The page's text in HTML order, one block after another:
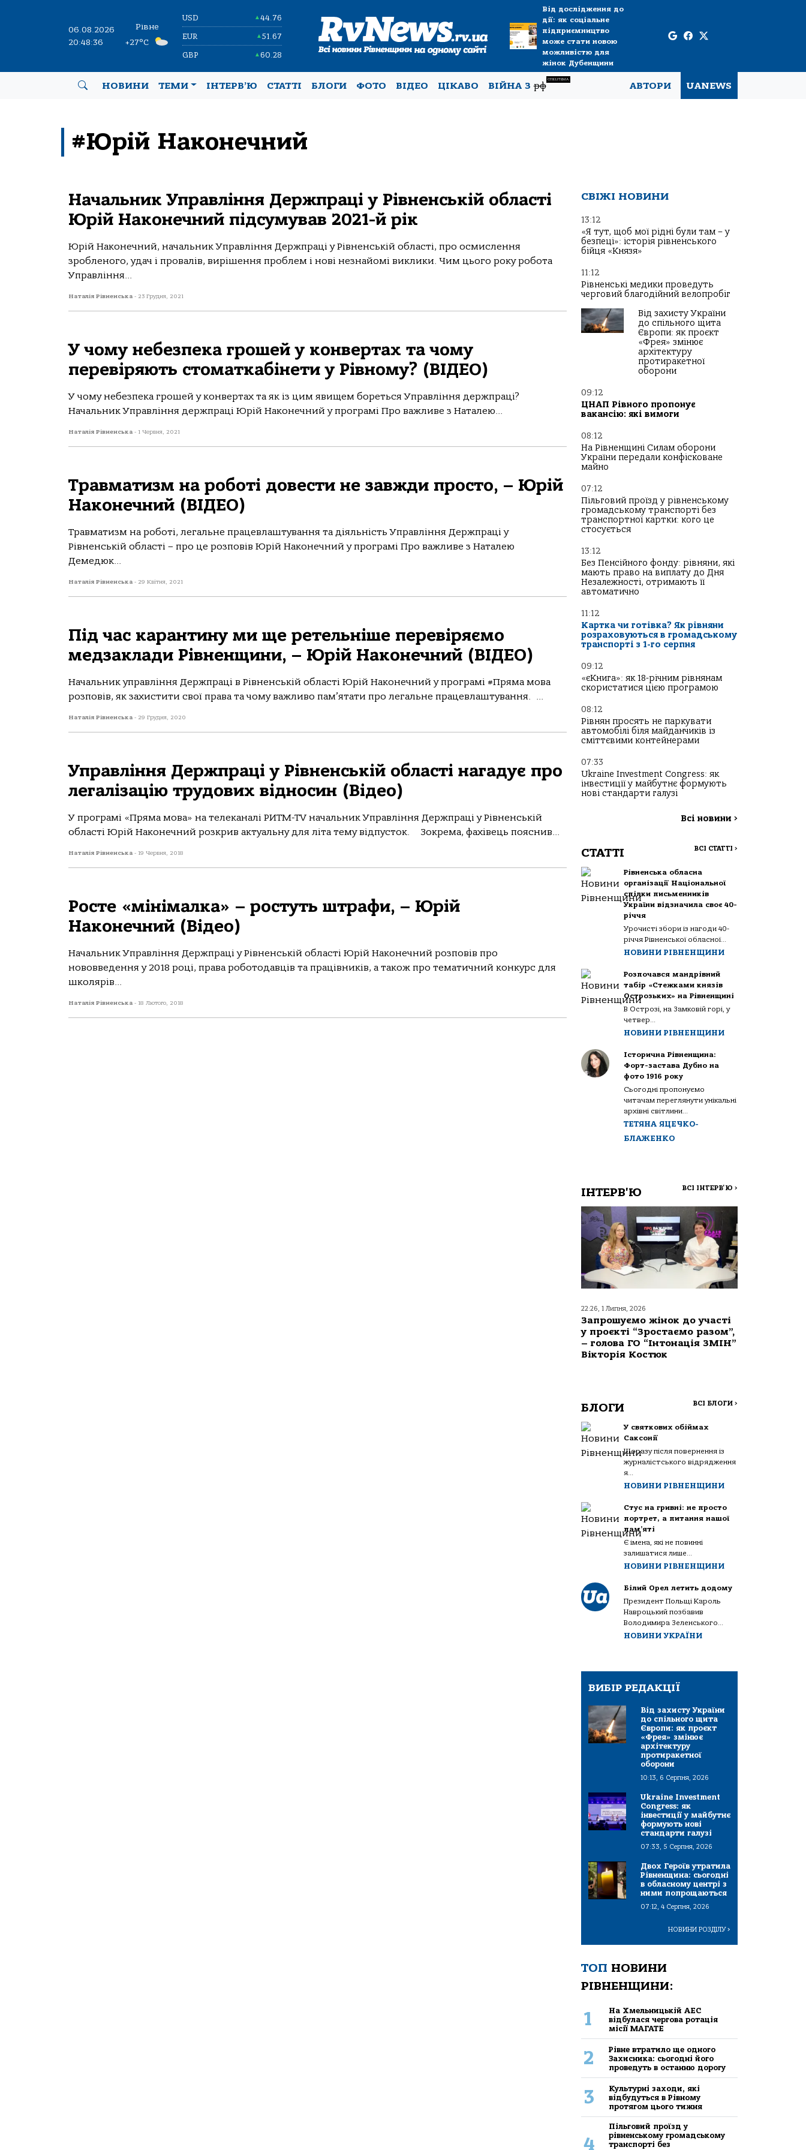
06.08.2026
20:48:36
Рівне
+27°C
USD ▲44.76
EUR ▲51.67
GBP ▲60.28
Від дослідження до
дії: як соціальне
підприємництво
може стати новою
можливістю для
жінок Дубенщини
НОВИНИ ТЕМИ ІНТЕРВ’Ю СТАТТІ БЛОГИ ФОТО ВІДЕО ЦІКАВО ВІЙНА Зрф
СПЕЦТЕМА
АВТОРИ UANEWS
#Юрій Наконечний
Начальник Управління Держпраці у Рівненській області
Юрій Наконечний підсумував 2021-й рік
Юрій Наконечний, начальник Управління Держпраці у Рівненській області, про осмислення
зробленого, удач і провалів, вирішення проблем і нові незнайомі виклики. Чим цього року робота
Управління...
Наталія Рівненська - 23 Грудня, 2021
У чому небезпека грошей у конвертах та чому
перевіряють стоматкабінети у Рівному? (ВІДЕО)
У чому небезпека грошей у конвертах та як із цим явищем бореться Управління держпраці?
Начальник Управління держпраці Юрій Наконечний у програмі Про важливе з Наталею...
Наталія Рівненська - 1 Червня, 2021
Травматизм на роботі довести не завжди просто, – Юрій
Наконечний (ВІДЕО)
Травматизм на роботі, легальне працевлаштування та діяльність Управління Держпраці у
Рівненській області – про це розповів Юрій Наконечний у програмі Про важливе з Наталею
Демедюк...
Наталія Рівненська - 29 Квітня, 2021
Під час карантину ми ще ретельніше перевіряємо
медзаклади Рівненщини, – Юрій Наконечний (ВІДЕО)
Начальник управління Держпраці в Рівненській області Юрій Наконечний у програмі #Пряма мова
розповів, як захистити свої права та чому важливо пам’ятати про легальне працевлаштування. ...
Наталія Рівненська - 29 Грудня, 2020
Управління Держпраці у Рівненській області нагадує про
легалізацію трудових відносин (Відео)
У програмі «Пряма мова» на телеканалі РИТМ-TV начальник Управління Держпраці у Рівненській
області Юрій Наконечний розкрив актуальну для літа тему відпусток. Зокрема, фахівець пояснив...
Наталія Рівненська - 19 Червня, 2018
Росте «мінімалка» – ростуть штрафи, – Юрій
Наконечний (Відео)
Начальник Управління Держпраці у Рівненській області Юрій Наконечний розповів про
нововведення у 2018 році, права роботодавців та працівників, а також про тематичний конкурс для
школярів...
Наталія Рівненська - 18 Лютого, 2018
СВІЖІ НОВИНИ
13:12
«Я тут, щоб мої рідні були там – у
безпеці»: історія рівненського
бійця «Князя»
11:12
Рівненські медики проведуть
черговий благодійний велопробіг
Від захисту України
до спільного щита
Європи: як проєкт
«Фрея» змінює
архітектуру
протиракетної
оборони
09:12
ЦНАП Рівного пропонує
вакансію: які вимоги
08:12
На Рівненщині Силам оборони
України передали конфісковане
майно
07:12
Пільговий проїзд у рівненському
громадському транспорті без
транспортної картки: кого це
стосується
13:12
Без Пенсійного фонду: рівняни, які
мають право на виплату до Дня
Незалежності, отримають її
автоматично
11:12
Картка чи готівка? Як рівняни
розраховуються в громадському
транспорті з 1-го серпня
09:12
«єКнига»: як 18-річним рівнянам
скористатися цією програмою
08:12
Рівнян просять не паркувати
автомобілі біля майданчиків із
сміттєвими контейнерами
07:33
Ukraine Investment Congress: як
інвестиції у майбутнє формують
нові стандарти галузі
Всі новини >
СТАТТІ ВСІ СТАТТІ >
Рівненська обласна
організації Національної
спілки письменників
України відзначила своє 40-
річчя
Урочисті збори із нагоди 40-
річчя Рівненської обласної...
НОВИНИ РІВНЕНЩИНИ
Розпочався мандрівний
табір «Стежками князів
Острозьких» на Рівненщині
В Острозі, на Замковій горі, у
четвер...
НОВИНИ РІВНЕНЩИНИ
Історична Рівненщина:
Форт-застава Дубно на
фото 1916 року
Сьогодні пропонуємо
читачам переглянути унікальні
архівні світлини...
ТЕТЯНА ЯЦЕЧКО-
БЛАЖЕНКО
ІНТЕРВ'Ю ВСІ ІНТЕРВ'Ю >
22:26, 1 Липня, 2026
Запрошуємо жінок до участі
у проєкті “Зростаємо разом”,
– голова ГО “Інтонація ЗМІН”
Вікторія Костюк
БЛОГИ ВСІ БЛОГИ >
У святкових обіймах
Саксонії
Щоразу після повернення із
журналістського відрядження
я...
НОВИНИ РІВНЕНЩИНИ
Стус на гривні: не просто
портрет, а питання нашої
пам’яті
Є імена, які не повинні
залишатися лише...
НОВИНИ РІВНЕНЩИНИ
Білий Орел летить додому
Президент Польщі Кароль
Навроцький позбавив
Володимира Зеленського...
НОВИНИ УКРАЇНИ
ВИБІР РЕДАКЦІЇ
Від захисту України
до спільного щита
Європи: як проєкт
«Фрея» змінює
архітектуру
протиракетної
оборони
10:13, 6 Серпня, 2026
Ukraine Investment
Congress: як
інвестиції у майбутнє
формують нові
стандарти галузі
07:33, 5 Серпня, 2026
Двох Героїв утратила
Рівненщина: сьогодні
в обласному центрі з
ними попрощаються
07:12, 4 Серпня, 2026
НОВИНИ РОЗДІЛУ>
ТОП НОВИНИ
РІВНЕНЩИНИ:
1
На Хмельницькій АЕС
відбулася чергова ротація
місії МАГАТЕ
2
Рівне втратило ще одного
Захисника: сьогодні його
проведуть в останню дорогу
3
Культурні заходи, які
відбудуться в Рівному
протягом цього тижня
4
Пільговий проїзд у
рівненському громадському
транспорті без